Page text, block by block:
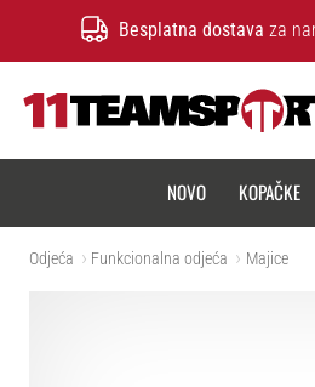
Besplatna dostava za
NOVO KOPAČKE
Odjeća Funkcionalna odjeća Majice